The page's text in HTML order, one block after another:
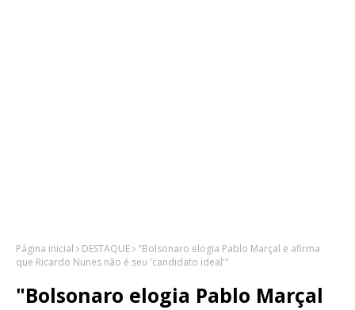
Página inicial DESTAQUE
"Bolsonaro elogia Pablo Marçal e afirma
que Ricardo Nunes não é seu 'candidato ideal'"
"Bolsonaro elogia Pablo Marçal